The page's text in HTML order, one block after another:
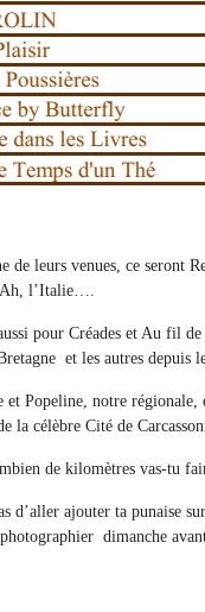
de leurs venues, ce seront
l’Italie….
pour Créades et Au fil
et les autres depuis
et Popeline, notre
la célèbre Cité de
de kilomètres vas-tu
d’aller ajouter ta punaise
photographier dimanche